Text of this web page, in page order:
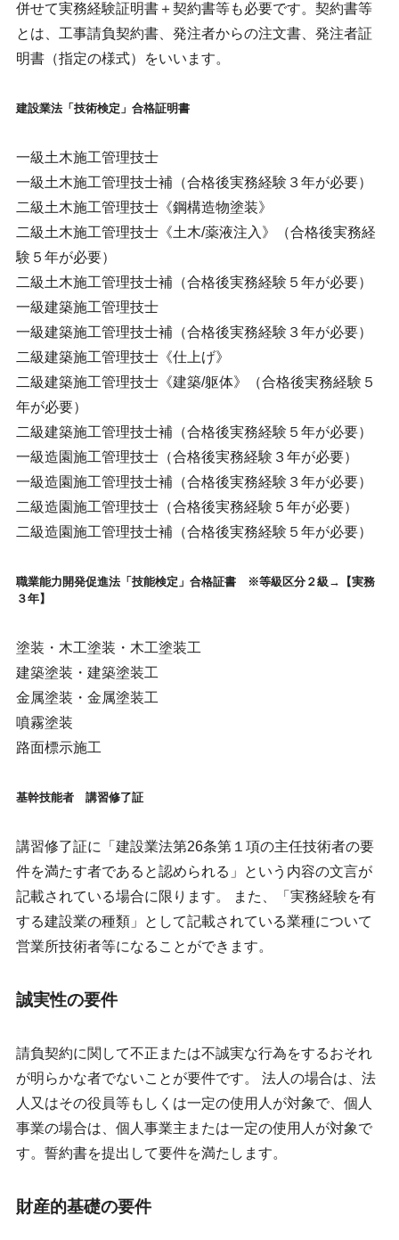
併せて実務経験証明書＋契約書等も必要です。契約書等
とは、工事請負契約書、発注者からの注文書、発注者証
明書（指定の様式）をいいます。
建設業法「技術検定」合格証明書
一級土木施工管理技士
一級土木施工管理技士補（合格後実務経験３年が必要）
二級土木施工管理技士《鋼構造物塗装》
二級土木施工管理技士《土木/薬液注入》（合格後実務経
験５年が必要）
二級土木施工管理技士補（合格後実務経験５年が必要）
一級建築施工管理技士
一級建築施工管理技士補（合格後実務経験３年が必要）
二級建築施工管理技士《仕上げ》
二級建築施工管理技士《建築/躯体》（合格後実務経験５
年が必要）
二級建築施工管理技士補（合格後実務経験５年が必要）
一級造園施工管理技士（合格後実務経験３年が必要）
一級造園施工管理技士補（合格後実務経験３年が必要）
二級造園施工管理技士（合格後実務経験５年が必要）
二級造園施工管理技士補（合格後実務経験５年が必要）
職業能力開発促進法「技能検定」合格証書 ※等級区分２級→【実務
３年】
塗装・木工塗装・木工塗装工
建築塗装・建築塗装工
金属塗装・金属塗装工
噴霧塗装
路面標示施工
基幹技能者 講習修了証
講習修了証に「建設業法第26条第１項の主任技術者の要
件を満たす者であると認められる」という内容の文言が
記載されている場合に限ります。 また、「実務経験を有
する建設業の種類」として記載されている業種について
営業所技術者等になることができます。
誠実性の要件
請負契約に関して不正または不誠実な行為をするおそれ
が明らかな者でないことが要件です。 法人の場合は、法
人又はその役員等もしくは一定の使用人が対象で、個人
事業の場合は、個人事業主または一定の使用人が対象で
す。誓約書を提出して要件を満たします。
財産的基礎の要件